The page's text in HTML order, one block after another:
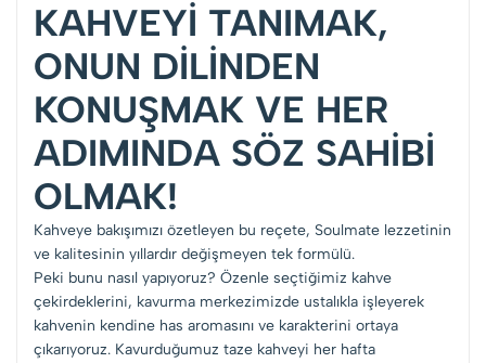
KAHVEYİ TANIMAK,
ONUN DİLİNDEN
KONUŞMAK VE HER
ADIMINDA SÖZ SAHİBİ
OLMAK!
Kahveye bakışımızı özetleyen bu reçete, Soulmate lezzetinin
ve kalitesinin yıllardır değişmeyen tek formülü.
Peki bunu nasıl yapıyoruz? Özenle seçtiğimiz kahve
çekirdeklerini, kavurma merkezimizde ustalıkla işleyerek
kahvenin kendine has aromasını ve karakterini ortaya
çıkarıyoruz. Kavurduğumuz taze kahveyi her hafta